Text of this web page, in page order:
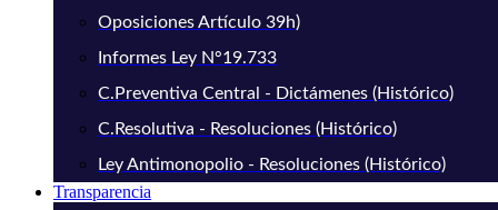
Oposiciones Artículo 39h)
Informes Ley N°19.733
C.Preventiva Central - Dictámenes (Histórico)
C.Resolutiva - Resoluciones (Histórico)
Ley Antimonopolio - Resoluciones (Histórico)
Transparencia